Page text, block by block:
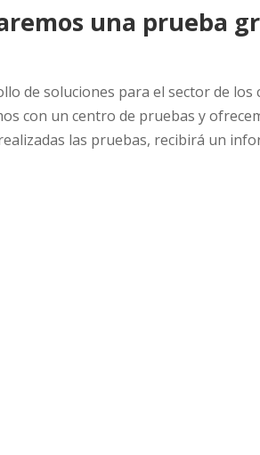
una prueba
de soluciones para el sector de
con un centro de pruebas y
las pruebas, recibirá un